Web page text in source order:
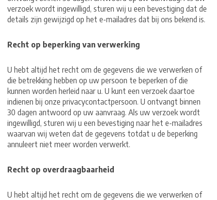
verzoek wordt ingewilligd, sturen wij u een bevestiging dat de
details zijn gewijzigd op het e-mailadres dat bij ons bekend is.
Recht op beperking van verwerking
U hebt altijd het recht om de gegevens die we verwerken of
die betrekking hebben op uw persoon te beperken of die
kunnen worden herleid naar u. U kunt een verzoek daartoe
indienen bij onze privacycontactpersoon. U ontvangt binnen
30 dagen antwoord op uw aanvraag. Als uw verzoek wordt
ingewilligd, sturen wij u een bevestiging naar het e-mailadres
waarvan wij weten dat de gegevens totdat u de beperking
annuleert niet meer worden verwerkt.
Recht op overdraagbaarheid
U hebt altijd het recht om de gegevens die we verwerken of